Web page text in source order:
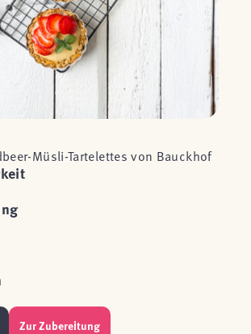
Müsli-Tartelettes von Bauckhof
Zur Zubereitung